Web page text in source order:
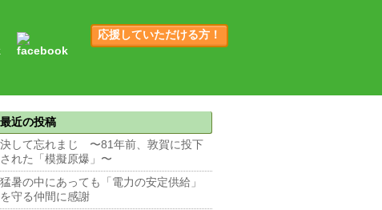
応援していただける方！
最近の投稿
決して忘れまじ 〜81年前、敦賀に投下
された「模擬原爆」〜
猛暑の中にあっても「電力の安定供給」
を守る仲間に感謝